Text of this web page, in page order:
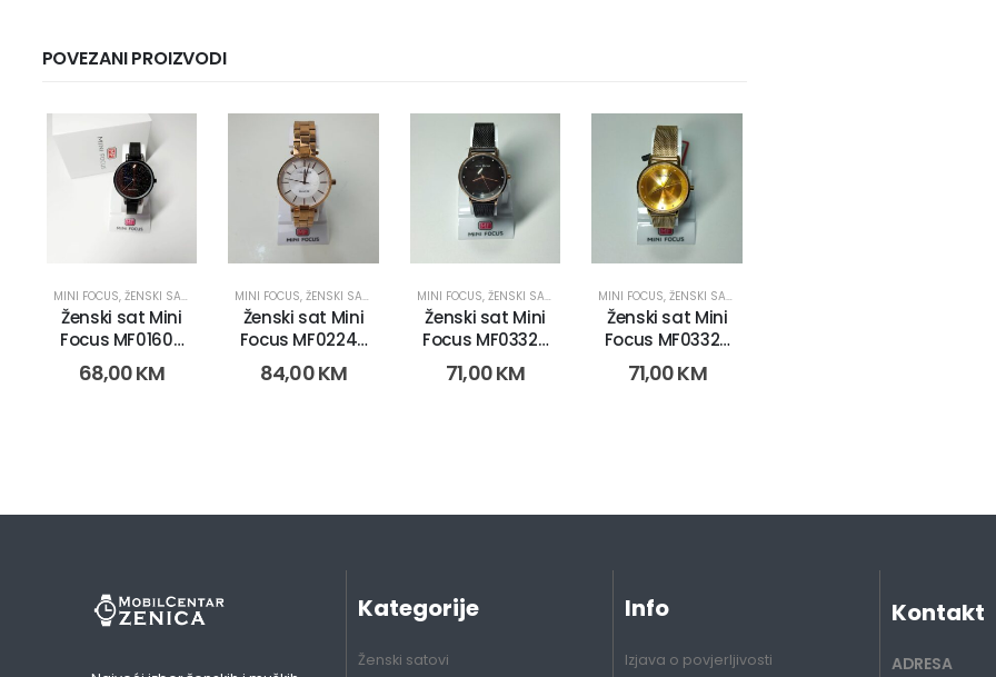
POVEZANI PROIZVODI
MINI FOCUS, ŽENSKI SATOVI
Ženski sat Mini
Focus MF0160L.
(1177-1)
68,00KM
MINI FOCUS,ŽENSKI SATOVI
Ženski sat Mini
Focus MF0224L.
(1372-1)
84,00KM
MINI FOCUS, ŽENSKI SATOVI
Ženski sat Mini
Focus MF0332L.
(2753)
71,00KM
MINI FOCUS,ŽENSKI SATOVI
Ženski sat Mini
Focus MF0332L.
(2753-3)
71,00KM
Kategorije
Ženski satovi
Info
Izjava o povjerljivosti
Kontakt
ADRESA